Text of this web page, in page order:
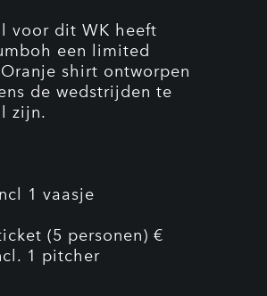
voor dit WK heeft
een limited
shirt ontworpen
de wedstrijden te
zijn.
1 vaasje
(5 personen) €
1 pitcher